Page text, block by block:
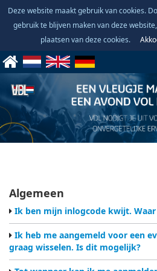
Deze website maakt gebruik van cookies.
gebruik te blijven maken van deze
plaatsen van deze cookies.
Algemeen
Ik ben mijn inlogcode kwijt.
Als je jouw inlogcode niet meer
mail naarvdlfeest@vdl.nl, zodat zij
zoeken.
Ik heb me aangemeld voor een
graag wisselen. Is dit mogelijk?
Ja, je kunt hiervoor jezelf eerst